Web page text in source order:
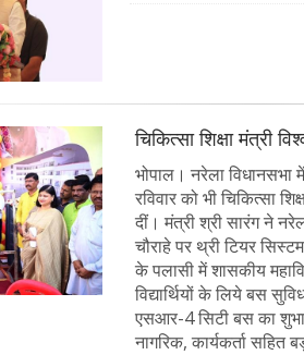
चिकित्सा शिक्षा मंत्री
भोपाल। नरेला विधानसभा
रविवार को भी चिकित्सा
दीं। मंत्री श्री सारंग ने
चौराहे पर थ्री टियर
के पलासी में शासकीय
विद्यार्थियों के लिये बस
एसआर-4 सिटी बस का
नागरिक, कार्यकर्ता सहित